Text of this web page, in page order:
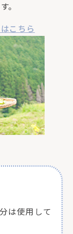
。
こちら
は使用して